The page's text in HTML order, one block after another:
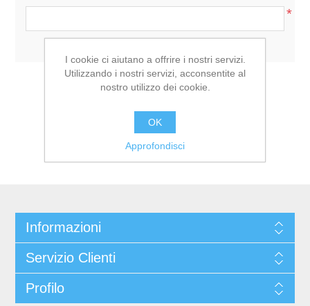
*
Informazioni
Servizio Clienti
Profilo
I cookie ci aiutano a offrire i nostri servizi.
Utilizzando i nostri servizi, acconsentite al
nostro utilizzo dei cookie.
OK
Approfondisci